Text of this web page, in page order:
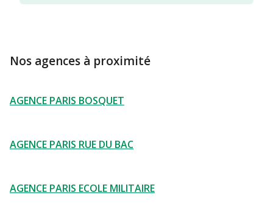
Nos agences à proximité
AGENCE PARIS BOSQUET
AGENCE PARIS RUE DU BAC
AGENCE PARIS ECOLE MILITAIRE